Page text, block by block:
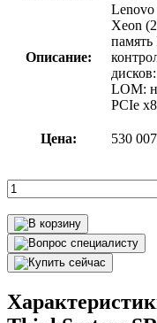
Описание:
Lenovo
Xeon
LOM:
PCIe
Цена: 530